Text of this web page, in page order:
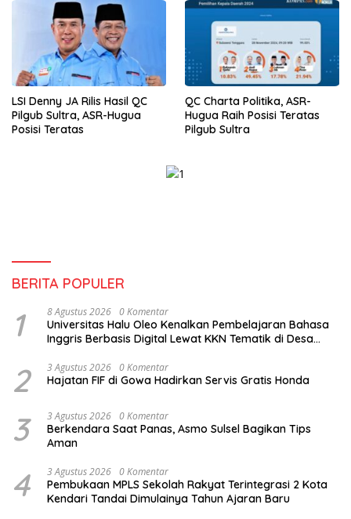
LSI Denny JA Rilis Hasil QC
Pilgub Sultra, ASR-Hugua
Posisi Teratas
QC Charta Politika, ASR-
Hugua Raih Posisi Teratas
Pilgub Sultra
BERITA POPULER
1 8 Agustus 2026 0 Komentar
Universitas Halu Oleo Kenalkan Pembelajaran Bahasa
Inggris Berbasis Digital Lewat KKN Tematik di Desa
2 3 Agustus 2026 0 Komentar
Hajatan FIF di Gowa Hadirkan Servis Gratis Honda
3 3 Agustus 2026 0 Komentar
Berkendara Saat Panas, Asmo Sulsel Bagikan Tips
Aman
4 3 Agustus 2026 0 Komentar
Pembukaan MPLS Sekolah Rakyat Terintegrasi 2 Kota
Kendari Tandai Dimulainya Tahun Ajaran Baru